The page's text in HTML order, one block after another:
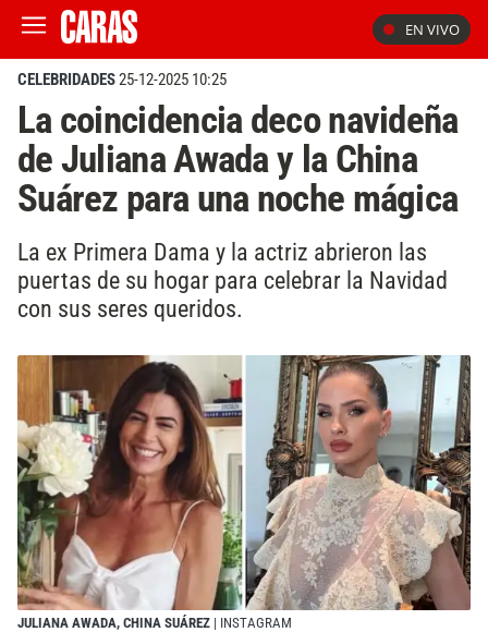
EN VIVO
CELEBRIDADES25-12-2025 10:25
La coincidencia deco navideña
de Juliana Awada y la China
Suárez para una noche mágica
La ex Primera Dama y la actriz abrieron las
puertas de su hogar para celebrar la Navidad
con sus seres queridos.
JULIANA AWADA, CHINA SUÁREZ | INSTAGRAM